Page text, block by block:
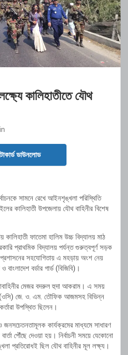
কালিহাতীতে যৌথ
ডাউনলোড
সামনে রেখে আইনশৃঙ্খলা পরিস্থিতি
কালিহাতী উপজেলায় যৌথ বাহিনীর বিশেষ
ফাতেমা হালিম উচ্চ বিদ্যালয় মাঠ
প্রাথমিক বিদ্যালয় পর্যন্ত গুরুত্বপূর্ণ সড়ক
সহযোগিতায় এ মহড়ায় অংশ নেয়
বাংলাদেশ বর্ডার গার্ড (বিজিবি)।
মেজর বদরুল হুদা আকরাম। এ সময়
(ওসি) জে. ও. এম. তৌফিক আজমসহ বিভিন্ন
উপস্থিত ছিলেন।
কার্যক্রমের মাধ্যমে সাধারণ
পৌঁছে দেওয়া হয়। নির্বাচনী সময়ে যেকোনো
প্রতিরোধই ছিল যৌথ বাহিনীর মূল লক্ষ্য।